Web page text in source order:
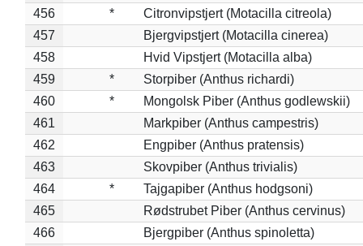
456
*
Citronvipstjert (Motacilla citreola)
457
Bjergvipstjert (Motacilla cinerea)
458
Hvid Vipstjert (Motacilla alba)
459
*
Storpiber (Anthus richardi)
460
*
Mongolsk Piber (Anthus godlewskii)
461
Markpiber (Anthus campestris)
462
Engpiber (Anthus pratensis)
463
Skovpiber (Anthus trivialis)
464
*
Tajgapiber (Anthus hodgsoni)
465
Rødstrubet Piber (Anthus cervinus)
466
Bjergpiber (Anthus spinoletta)